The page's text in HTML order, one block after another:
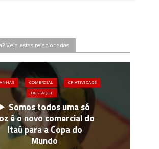
Veja estas relacionadas
COMERCIAL
CRIATIVIDADE
DESTAQUE
Somos todos uma só
é o novo comercial do
Itaú para a Copa do
Mundo